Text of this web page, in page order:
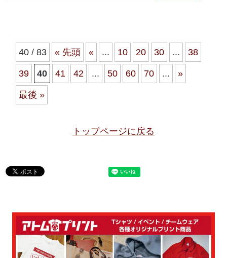
40 / 83 « 先頭 « ... 10 20 30 ... 38
39 40 41 42 ... 50 60 70 ... »
最後 »
トップページに戻る